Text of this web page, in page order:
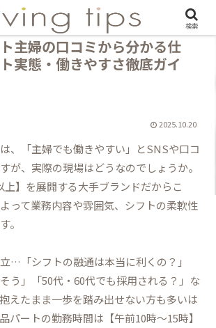
主婦の口コミから分かる仕
実態・働きやすさ徹底ガイ
2025.10.20
、「主婦でも働きやすい」とSNSや口コ
が、実際の現場はどうなのでしょうか。
上】を展開する大手ブランドだからこ
って業務内容や雰囲気、シフトの柔軟性
。
…「シフトの融通は本当に利くの？」
そう」「50代・60代でも採用される？」な
えたまま一歩を踏み出せない方も多いは
パートの勤務時間は【午前10時～15時】
検索